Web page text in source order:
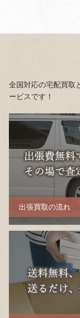
全国対応の宅配買取
ービスです！
出張買取の流れ